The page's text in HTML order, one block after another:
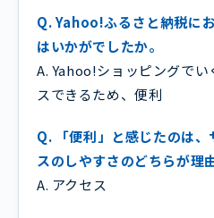
Q. Yahoo!ふるさと納税に
はいかがでしたか。
A. Yahoo!ショッピングで
スできるため、便利
Q. 「便利」と感じたのは
スのしやすさのどちらが理
A. アクセス